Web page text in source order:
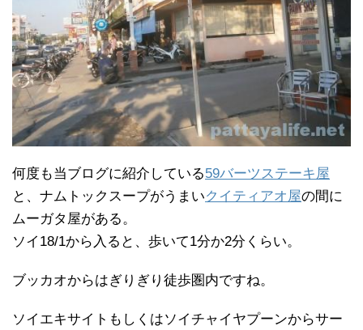
何度も当ブログに紹介している59バーツステーキ屋
と、ナムトックスープがうまいクイティアオ屋の間に
ムーガタ屋がある。
ソイ18/1から入ると、歩いて1分か2分くらい。
ブッカオからはぎりぎり徒歩圏内ですね。
ソイエキサイトもしくはソイチャイヤプーンからサー